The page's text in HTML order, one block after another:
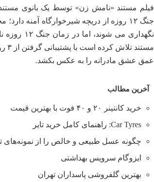
فیلم مستند «نامش زن» توسط یک بانوی
جنگ ۱۲ روزه از دریچه شیرخوارگاه آمنه
نگهداری
عمق عشق مادرانه را به عکس بکشد.
آخرین مطالب
خرید کانتینر ۲۰ و ۴۰ فوت با بهترین قیمت
Car Tyres: راهنمای کامل خرید تایر
چگونه عسل طبیعی و خالص را از نمونه‌های
ایزوگام سرویس بهداشتی
بهترین گلفروشی پاسداران تهران